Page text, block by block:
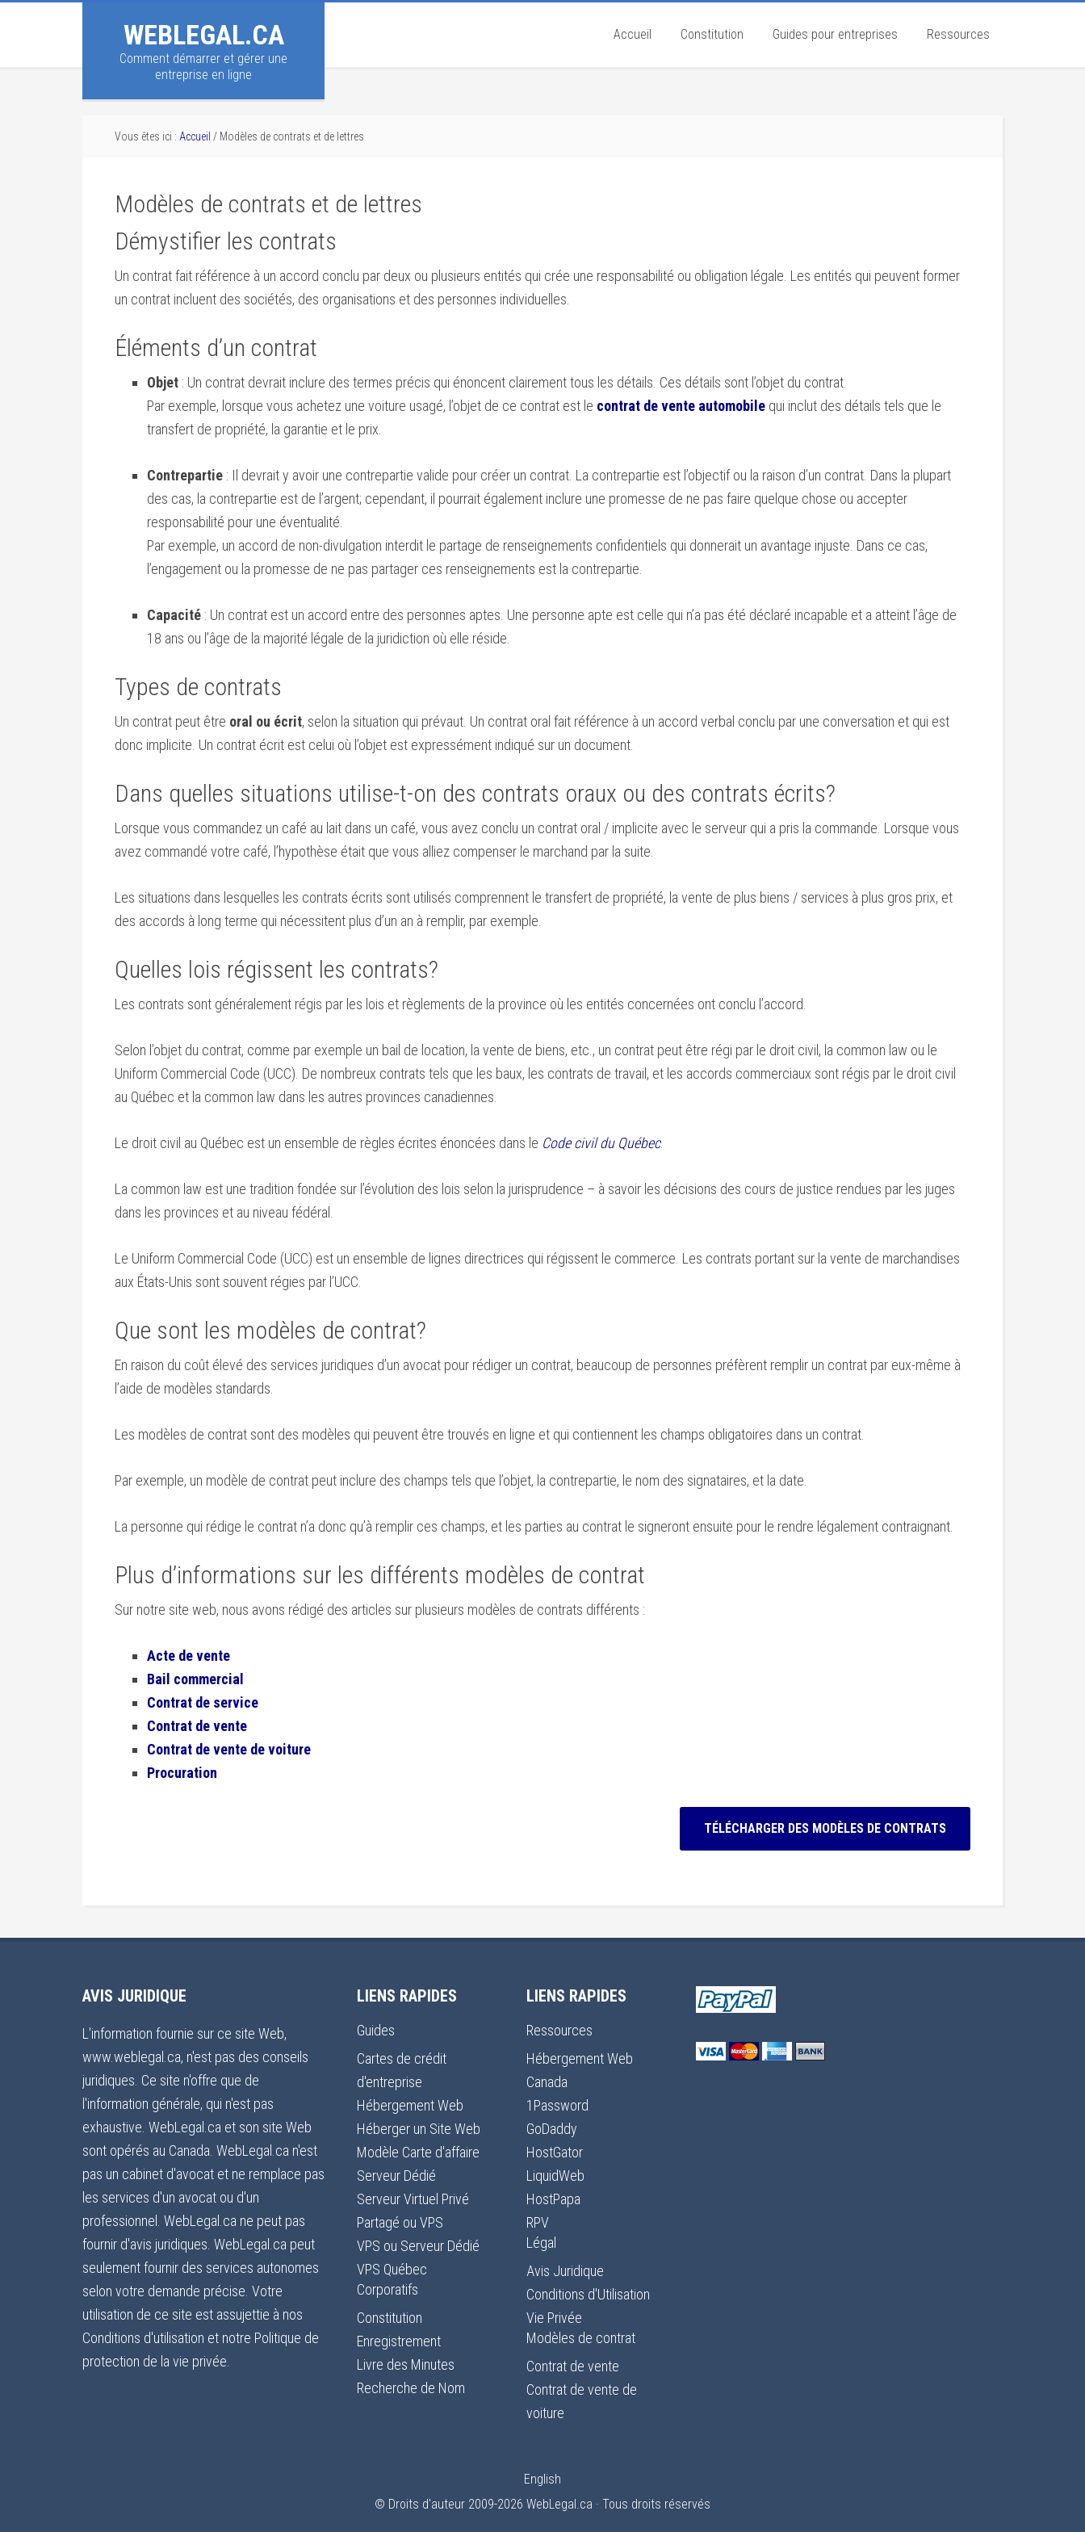
WEBLEGAL.CA
Comment démarrer et gérer une
entreprise en ligne
Accueil Constitution Guides pour entreprises Ressources
Vous êtes ici : Accueil / Modèles de contrats et de lettres
Modèles de contrats et de lettres
Démystifier les contrats
Un contrat fait référence à un accord conclu par deux ou plusieurs entités qui crée une responsabilité ou obligation légale. Les entités qui peuvent former
un contrat incluent des sociétés, des organisations et des personnes individuelles.
Éléments d’un contrat
Objet : Un contrat devrait inclure des termes précis qui énoncent clairement tous les détails. Ces détails sont l’objet du contrat.
Par exemple, lorsque vous achetez une voiture usagé, l’objet de ce contrat est le contrat de vente automobile qui inclut des détails tels que le
transfert de propriété, la garantie et le prix.
Contrepartie : Il devrait y avoir une contrepartie valide pour créer un contrat. La contrepartie est l’objectif ou la raison d’un contrat. Dans la plupart
des cas, la contrepartie est de l’argent; cependant, il pourrait également inclure une promesse de ne pas faire quelque chose ou accepter
responsabilité pour une éventualité.
Par exemple, un accord de non-divulgation interdit le partage de renseignements confidentiels qui donnerait un avantage injuste. Dans ce cas,
l’engagement ou la promesse de ne pas partager ces renseignements est la contrepartie.
Capacité : Un contrat est un accord entre des personnes aptes. Une personne apte est celle qui n’a pas été déclaré incapable et a atteint l’âge de
18 ans ou l’âge de la majorité légale de la juridiction où elle réside.
Types de contrats
Un contrat peut être oral ou écrit, selon la situation qui prévaut. Un contrat oral fait référence à un accord verbal conclu par une conversation et qui est
donc implicite. Un contrat écrit est celui où l’objet est expressément indiqué sur un document.
Dans quelles situations utilise-t-on des contrats oraux ou des contrats écrits?
Lorsque vous commandez un café au lait dans un café, vous avez conclu un contrat oral / implicite avec le serveur qui a pris la commande. Lorsque vous
avez commandé votre café, l’hypothèse était que vous alliez compenser le marchand par la suite.
Les situations dans lesquelles les contrats écrits sont utilisés comprennent le transfert de propriété, la vente de plus biens / services à plus gros prix, et
des accords à long terme qui nécessitent plus d’un an à remplir, par exemple.
Quelles lois régissent les contrats?
Les contrats sont généralement régis par les lois et règlements de la province où les entités concernées ont conclu l’accord.
Selon l’objet du contrat, comme par exemple un bail de location, la vente de biens, etc., un contrat peut être régi par le droit civil, la common law ou le
Uniform Commercial Code (UCC). De nombreux contrats tels que les baux, les contrats de travail, et les accords commerciaux sont régis par le droit civil
au Québec et la common law dans les autres provinces canadiennes.
Le droit civil au Québec est un ensemble de règles écrites énoncées dans le Code civil du Québec.
La common law est une tradition fondée sur l’évolution des lois selon la jurisprudence – à savoir les décisions des cours de justice rendues par les juges
dans les provinces et au niveau fédéral.
Le Uniform Commercial Code (UCC) est un ensemble de lignes directrices qui régissent le commerce. Les contrats portant sur la vente de marchandises
aux États-Unis sont souvent régies par l’UCC.
Que sont les modèles de contrat?
En raison du coût élevé des services juridiques d’un avocat pour rédiger un contrat, beaucoup de personnes préfèrent remplir un contrat par eux-même à
l’aide de modèles standards.
Les modèles de contrat sont des modèles qui peuvent être trouvés en ligne et qui contiennent les champs obligatoires dans un contrat.
Par exemple, un modèle de contrat peut inclure des champs tels que l’objet, la contrepartie, le nom des signataires, et la date.
La personne qui rédige le contrat n’a donc qu’à remplir ces champs, et les parties au contrat le signeront ensuite pour le rendre légalement contraignant.
Plus d’informations sur les différents modèles de contrat
Sur notre site web, nous avons rédigé des articles sur plusieurs modèles de contrats différents :
Acte de vente
Bail commercial
Contrat de service
Contrat de vente
Contrat de vente de voiture
Procuration
TÉLÉCHARGER DES MODÈLES DE CONTRATS
AVIS JURIDIQUE
L'information fournie sur ce site Web,
www.weblegal.ca, n'est pas des conseils
juridiques. Ce site n'offre que de
l'information générale, qui n'est pas
exhaustive. WebLegal.ca et son site Web
sont opérés au Canada. WebLegal.ca n'est
pas un cabinet d'avocat et ne remplace pas
les services d'un avocat ou d'un
professionnel. WebLegal.ca ne peut pas
fournir d'avis juridiques. WebLegal.ca peut
seulement fournir des services autonomes
selon votre demande précise. Votre
utilisation de ce site est assujettie à nos
Conditions d'utilisation et notre Politique de
protection de la vie privée.
LIENS RAPIDES
Guides
Cartes de crédit
d'entreprise
Hébergement Web
Héberger un Site Web
Modèle Carte d'affaire
Serveur Dédié
Serveur Virtuel Privé
Partagé ou VPS
VPS ou Serveur Dédié
VPS Québec
Corporatifs
Constitution
Enregistrement
Livre des Minutes
Recherche de Nom
LIENS RAPIDES
Ressources
Hébergement Web
Canada
1Password
GoDaddy
HostGator
LiquidWeb
HostPapa
RPV
Légal
Avis Juridique
Conditions d'Utilisation
Vie Privée
Modèles de contrat
Contrat de vente
Contrat de vente de
voiture
English
© Droits d'auteur 2009-2026 WebLegal.ca · Tous droits réservés